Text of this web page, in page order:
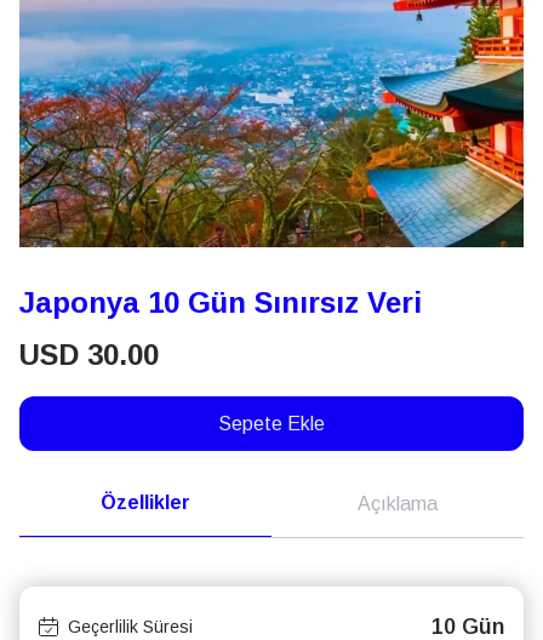
Japonya 10 Gün Sınırsız Veri
USD 30.00
Sepete Ekle
Özellikler Açıklama
Geçerlilik Süresi 10 Gün